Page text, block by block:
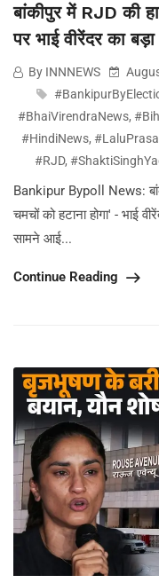
बांकीपुर में RJD की
पर भाई वीरेंदर का
By INNNEWS
#BhaiVirendraNews,
#HindiNews,
#RJD,
Bankipur Bypoll News:
चमचों को हटाना होगा' - भाई
सामने आई...
Continue Reading